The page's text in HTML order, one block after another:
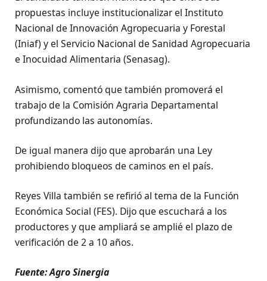
propuestas incluye institucionalizar el Instituto
Nacional de Innovación Agropecuaria y Forestal
(Iniaf) y el Servicio Nacional de Sanidad Agropecuaria
e Inocuidad Alimentaria (Senasag).
Asimismo, comentó que también promoverá el
trabajo de la Comisión Agraria Departamental
profundizando las autonomías.
De igual manera dijo que aprobarán una Ley
prohibiendo bloqueos de caminos en el país.
Reyes Villa también se refirió al tema de la Función
Económica Social (FES). Dijo que escuchará a los
productores y que ampliará se amplié el plazo de
verificación de 2 a 10 años.
Fuente: Agro Sinergia